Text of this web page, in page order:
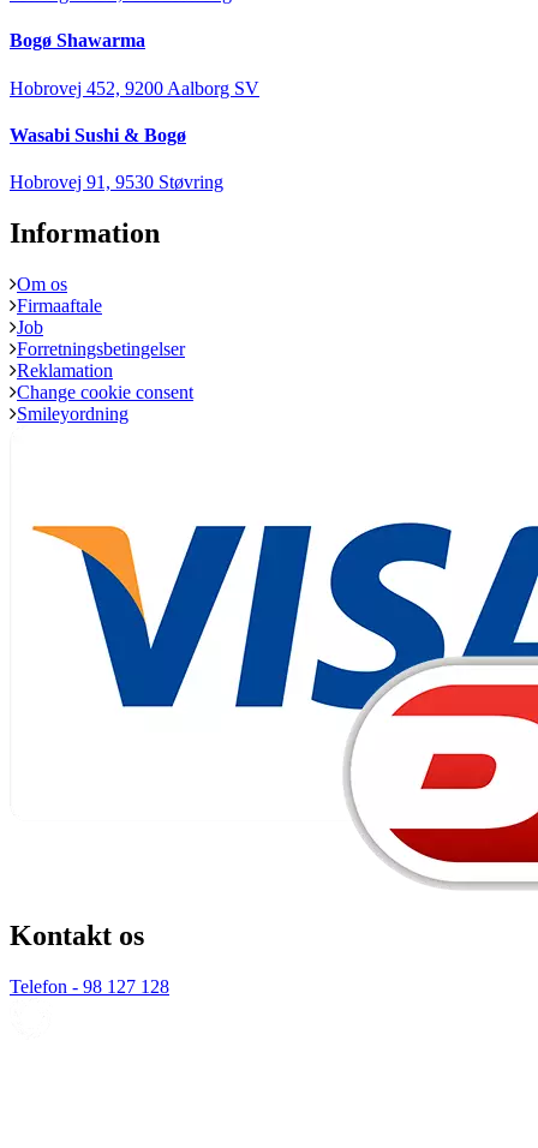
Bogø Shawarma
Hobrovej 452, 9200 Aalborg SV
Wasabi Sushi & Bogø
Hobrovej 91, 9530 Støvring
Information
Om os
Firmaaftale
Job
Forretningsbetingelser
Reklamation
Change cookie consent
Smileyordning
Kontakt os
Telefon - 98 127 128